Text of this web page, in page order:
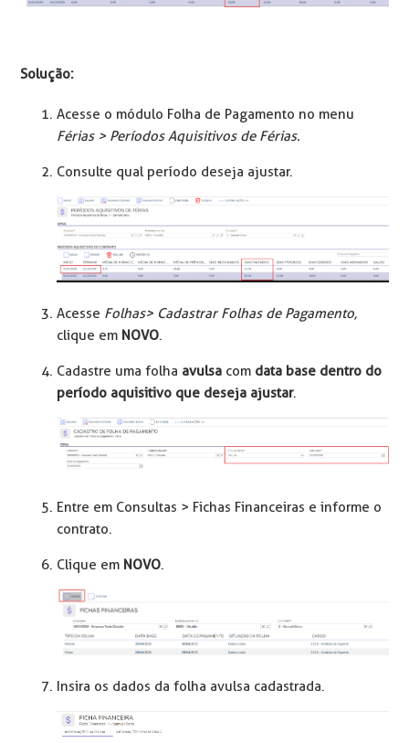
Solução:
Acesse o módulo Folha de Pagamento no menu
Férias > Períodos Aquisitivos de Férias.
Consulte qual período deseja ajustar.
Acesse Folhas> Cadastrar Folhas de Pagamento,
clique em NOVO.
Cadastre uma folha avulsa com data base dentro do
período aquisitivo que deseja ajustar.
Entre em Consultas > Fichas Financeiras e informe o
contrato.
Clique em NOVO.
Insira os dados da folha avulsa cadastrada.